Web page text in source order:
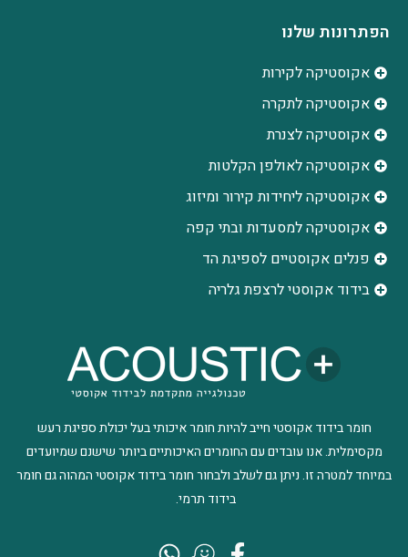
חומר בידוד אקוסטי חייב להיות חומר איכותי בעל יכולת ספיגת רעש
מקסימלית. אנו עובדים עם החומרים האיכותיים ביותר שישנם שמיועדים
במיוחד למטרה זו. ניתן גם לשלב ולבחור חומר בידוד אקוסטי המהוה גם חומר
בידוד תרמי.
הפתרונות שלנו
אקוסטיקה לקירות
אקוסטיקה לתקרה
אקוסטיקה לצנרת
אקוסטיקה לאולפן הקלטות
‫אקוסטיקה ליחידות קירור ומיזוג
אקוסטיקה למסעדות ובתי קפה
פנלים אקוסטיים לספיגת הד
בידוד אקוסטי לרצפת גלריה